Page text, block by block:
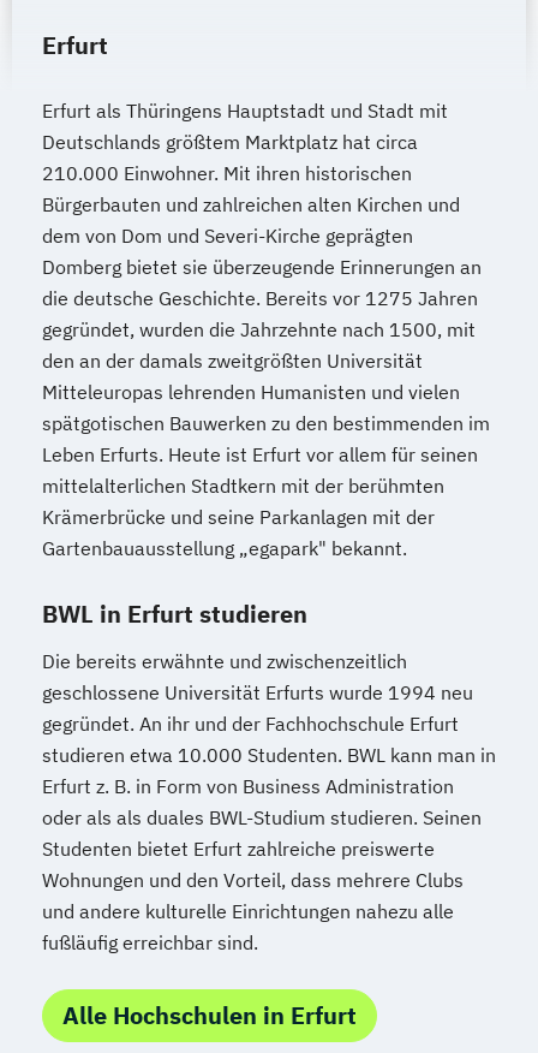
Erfurt
Erfurt als Thüringens Hauptstadt und Stadt mit
Deutschlands größtem Marktplatz hat circa
210.000 Einwohner. Mit ihren historischen
Bürgerbauten und zahlreichen alten Kirchen und
dem von Dom und Severi-Kirche geprägten
Domberg bietet sie überzeugende Erinnerungen an
die deutsche Geschichte. Bereits vor 1275 Jahren
gegründet, wurden die Jahrzehnte nach 1500, mit
den an der damals zweitgrößten Universität
Mitteleuropas lehrenden Humanisten und vielen
spätgotischen Bauwerken zu den bestimmenden im
Leben Erfurts. Heute ist Erfurt vor allem für seinen
mittelalterlichen Stadtkern mit der berühmten
Krämerbrücke und seine Parkanlagen mit der
Gartenbauausstellung „egapark" bekannt.
BWL in Erfurt studieren
Die bereits erwähnte und zwischenzeitlich
geschlossene Universität Erfurts wurde 1994 neu
gegründet. An ihr und der Fachhochschule Erfurt
studieren etwa 10.000 Studenten. BWL kann man in
Erfurt z. B. in Form von Business Administration
oder als als duales BWL-Studium studieren. Seinen
Studenten bietet Erfurt zahlreiche preiswerte
Wohnungen und den Vorteil, dass mehrere Clubs
und andere kulturelle Einrichtungen nahezu alle
fußläufig erreichbar sind.
Alle Hochschulen in Erfurt